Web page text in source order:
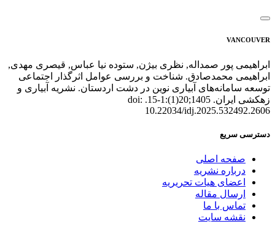
VANCOUVER
ابراهیمی پور صمداله, نظری بیژن, ستوده نیا عباس, قیصری مهدی,
ابراهیمی محمدصادق. شناخت و بررسی عوامل اثرگذار اجتماعی
توسعه سامانه‌های آبیاری نوین در دشت اردستان. نشریه آبیاری و
زهکشی ایران. 1405;20(1):1-15. doi:
10.22034/idj.2025.532492.2606
دسترسی سریع
صفحه اصلی
درباره نشریه
اعضای هیات تحریریه
ارسال مقاله
تماس با ما
نقشه سایت